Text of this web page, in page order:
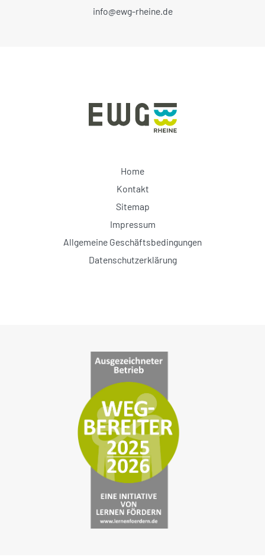
info@ewg-rheine.de
Home
Kontakt
Sitemap
Impressum
Allgemeine Geschäftsbedingungen
Datenschutzerklärung